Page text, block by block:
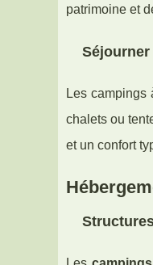
patrimoine et
Les campings
chalets ou
et un confort